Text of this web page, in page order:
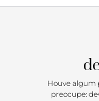
contornando as
sextavado, preso
metálica hexagonal
Houve algum
preocupe: